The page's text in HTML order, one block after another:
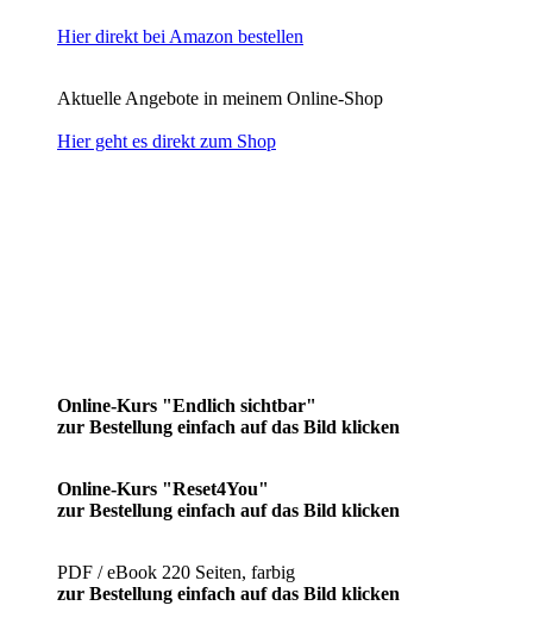
Hier direkt bei Amazon bestellen
Aktuelle Angebote in meinem Online-Shop
Hier geht es direkt zum Shop
Online-Kurs "Endlich sichtbar"
zur Bestellung einfach auf das Bild klicken
Online-Kurs "Reset4You"
zur Bestellung einfach auf das Bild klicken
PDF / eBook 220 Seiten, farbig
zur Bestellung einfach auf das Bild klicken